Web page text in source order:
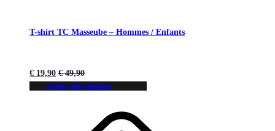
T-shirt TC Masseube – Hommes / Enfants
€ 19,90 €49,90
Choix des options